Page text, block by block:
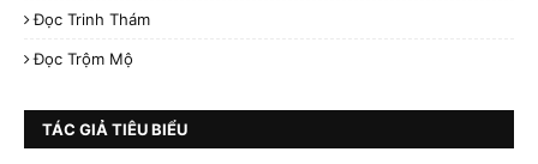
Đọc Trinh Thám
Đọc Trộm Mộ
TÁC GIẢ TIÊU BIỂU